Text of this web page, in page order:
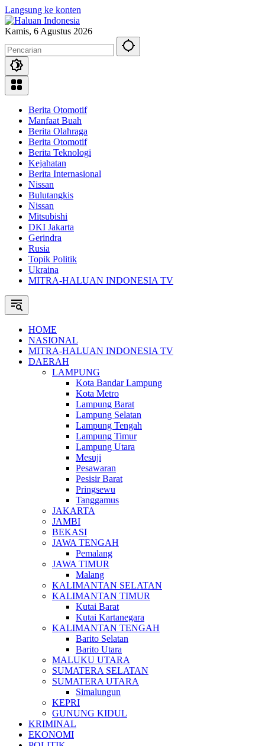
Langsung ke konten
Kamis, 6 Agustus 2026
Berita Otomotif
Manfaat Buah
Berita Olahraga
Berita Otomotif
Berita Teknologi
Kejahatan
Berita Internasional
Nissan
Bulutangkis
Nissan
Mitsubishi
DKI Jakarta
Gerindra
Rusia
Topik Politik
Ukraina
MITRA-HALUAN INDONESIA TV
HOME
NASIONAL
MITRA-HALUAN INDONESIA TV
DAERAH
LAMPUNG
Kota Bandar Lampung
Kota Metro
Lampung Barat
Lampung Selatan
Lampung Tengah
Lampung Timur
Lampung Utara
Mesuji
Pesawaran
Pesisir Barat
Pringsewu
Tanggamus
JAKARTA
JAMBI
BEKASI
JAWA TENGAH
Pemalang
JAWA TIMUR
Malang
KALIMANTAN SELATAN
KALIMANTAN TIMUR
Kutai Barat
Kutai Kartanegara
KALIMANTAN TENGAH
Barito Selatan
Barito Utara
MALUKU UTARA
SUMATERA SELATAN
SUMATERA UTARA
Simalungun
KEPRI
GUNUNG KIDUL
KRIMINAL
EKONOMI